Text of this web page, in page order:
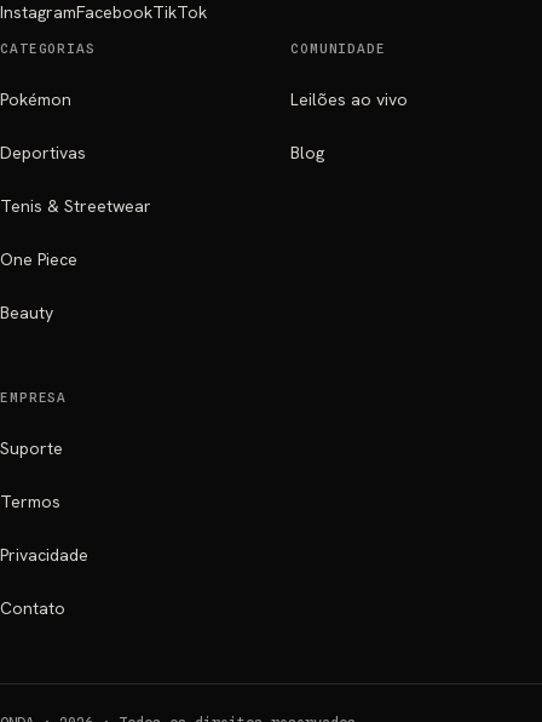
InstagramFacebookTikTok
CATEGORIAS
Pokémon
Deportivas
Tenis & Streetwear
One Piece
Beauty
COMUNIDADE
Leilões ao vivo
Blog
EMPRESA
Suporte
Termos
Privacidade
Contato